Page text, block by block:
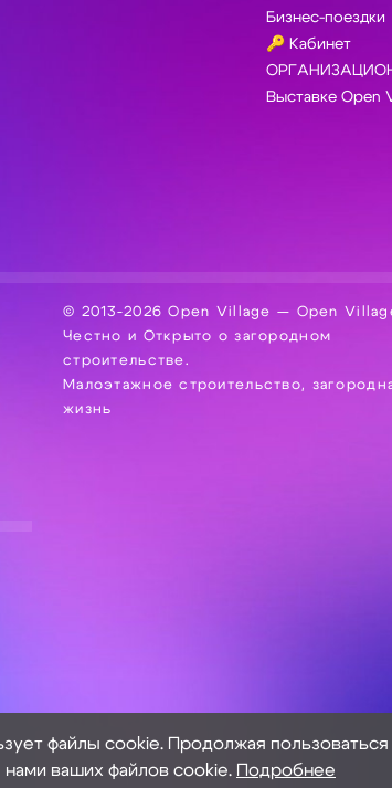
Бизнес-поездки
🔑 Кабинет
Выставке Open
© 2013-2026 Open Village — Open
Честно и Открыто о загородном
строительстве.
Малоэтажное строительство,
жизнь
файлы cookie. Продолжая пользоваться
нами ваших файлов cookie. Подробнее